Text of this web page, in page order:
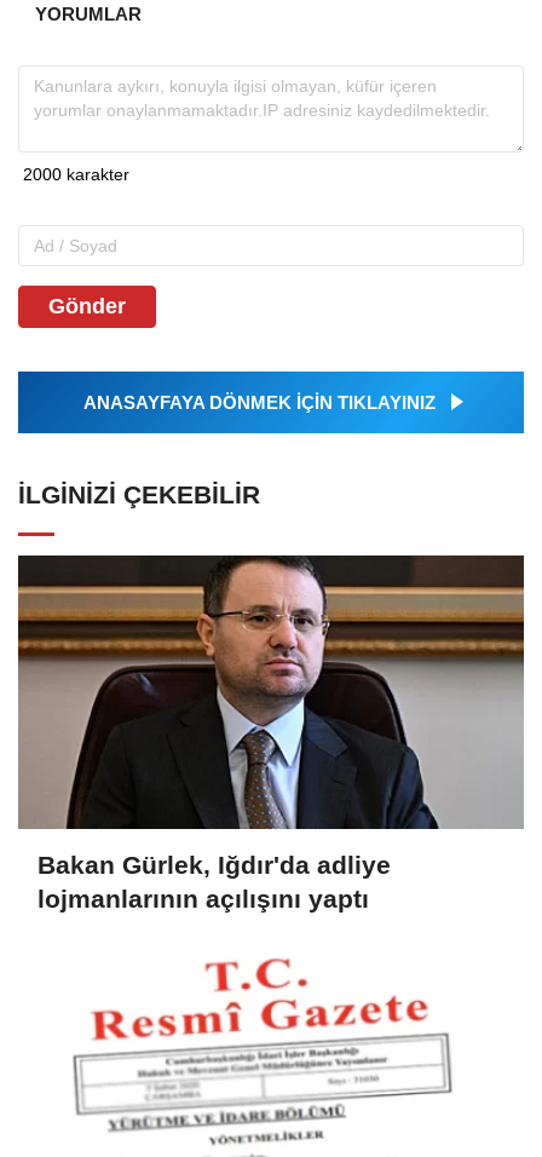
YORUMLAR
Gönder
ANASAYFAYA DÖNMEK İÇİN TIKLAYINIZ
İLGINIZI ÇEKEBILIR
Bakan Gürlek, Iğdır'da adliye
lojmanlarının açılışını yaptı